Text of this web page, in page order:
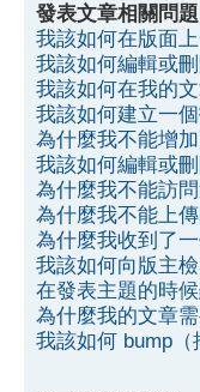
發表文章相關問題
我該如何在版面
我該如何編輯或
我該如何在我的
我該如何建立一
為什麼我不能增
我該如何編輯或
為什麼我不能訪
為什麼我不能上
為什麼我收到了
我該如何向版主
在發表主題的時
為什麼我的文章
我該如何 bump（